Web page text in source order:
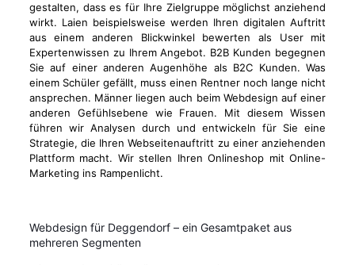
gestalten, dass es für Ihre Zielgruppe möglichst anziehend
wirkt. Laien beispielsweise werden Ihren digitalen Auftritt
aus einem anderen Blickwinkel bewerten als User mit
Expertenwissen zu Ihrem Angebot. B2B Kunden begegnen
Sie auf einer anderen Augenhöhe als B2C Kunden. Was
einem Schüler gefällt, muss einen Rentner noch lange nicht
ansprechen. Männer liegen auch beim Webdesign auf einer
anderen Gefühlsebene wie Frauen. Mit diesem Wissen
führen wir Analysen durch und entwickeln für Sie eine
Strategie, die Ihren Webseitenauftritt zu einer anziehenden
Plattform macht. Wir stellen Ihren Onlineshop mit Online-
Marketing ins Rampenlicht.
Webdesign für Deggendorf – ein Gesamtpaket aus
mehreren Segmenten